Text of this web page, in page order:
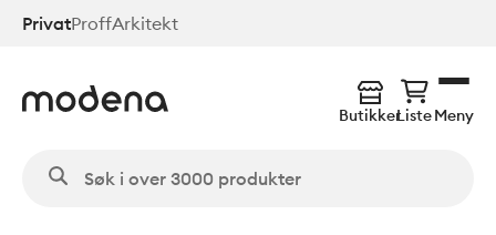
Hopp
PrivatProffArkitekt
ButikkerListeMeny